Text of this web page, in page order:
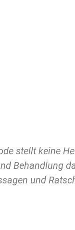
stellt keine
Behandlung
und